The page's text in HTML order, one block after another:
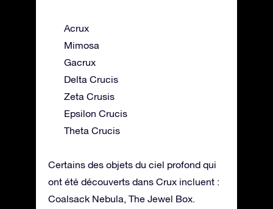
Acrux
Mimosa
Gacrux
Delta Crucis
Zeta Crusis
Epsilon Crucis
Theta Crucis
Certains des objets du ciel profond qui
ont été découverts dans Crux incluent :
Coalsack Nebula, The Jewel Box.